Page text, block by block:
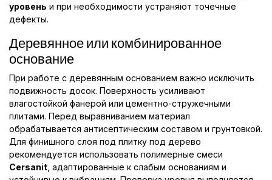
уровень и при необходимости устраняют точечные
дефекты.
Деревянное или комбинированное
основание
При работе с деревянным основанием важно исключить
подвижность досок. Поверхность усиливают
влагостойкой фанерой или цементно-стружечными
плитами. Перед выравниванием материал
обрабатывается антисептическим составом и грунтовкой.
Для финишного слоя под плитку под дерево
рекомендуется использовать полимерные смеси
Cersanit , адаптированные к слабым основаниям и